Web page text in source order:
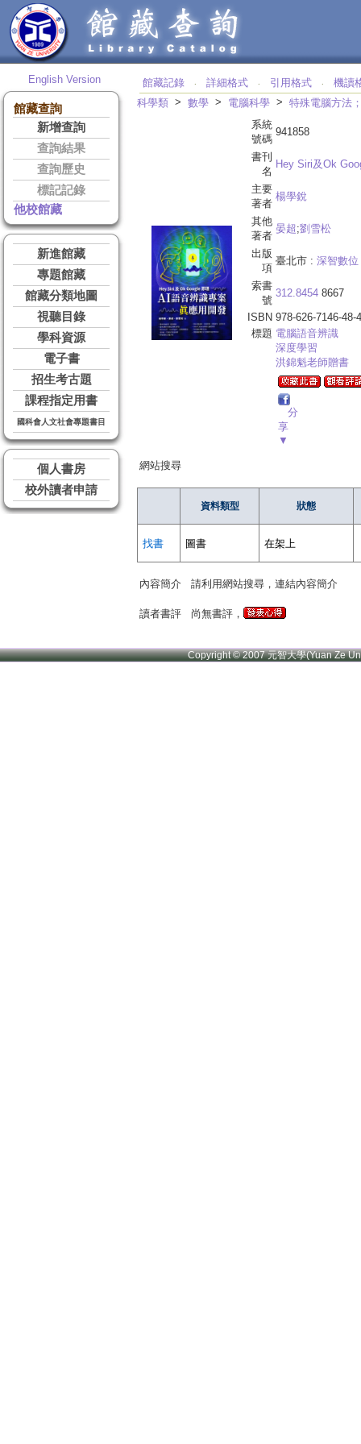
English Version
館藏查詢
新增查詢
查詢結果
查詢歷史
標記記錄
他校館藏
新進館藏
專題館藏
館藏分類地圖
視聽目錄
學科資源
電子書
招生考古題
課程指定用書
國科會人文社會專題書目
個人書房
校外讀者申請
館藏記錄 ‧ 詳細格式 ‧ 引用格式 ‧
機讀
科學類 > 數學 > 電腦科學 > 特殊電腦方法
系統
號碼
941858
書刊
名
Hey Siri及Ok
主要
著者
楊學銳
其他
著者
晏超;劉雪松
出版
項
臺北市 : 深智數位
索書
號
312.8454 8667
ISBN 978-626-7146-48-4
標題 電腦語音辨識
深度學習
洪錦魁老師贈書
分
享
▼
網站搜尋
資料類型 狀態
找書 圖書 在架上
內容簡介 請利用網站搜尋，連結內容簡介
讀者書評 尚無書評，
Copyright © 2007 元智大學(Yuan Ze